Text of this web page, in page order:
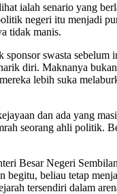
ialah senario yang
negeri itu menjadi
tidak manis.
swasta
diri. Maknanya
lebih suka
dan ada yang
seorang ahli politik.
Besar Negeri
beliau tetap
tersendiri dalam